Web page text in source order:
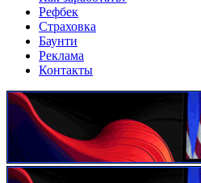
Рефбек
Страховка
Баунти
Реклама
Контакты